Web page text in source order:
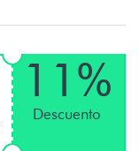
11%
Descuento